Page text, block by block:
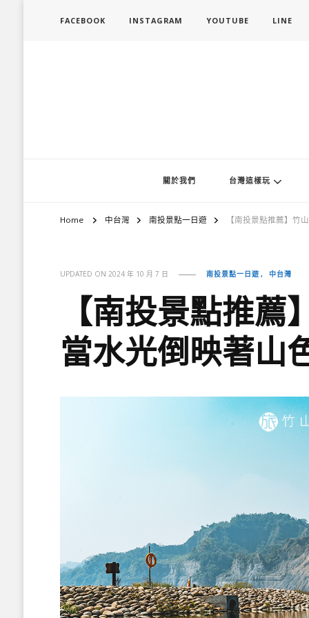
FACEBOOK INSTAGRAM YOUTUBE LINE
關於我們 台灣這樣玩
Home 中台灣 南投景點一日遊 【南投景點推薦】竹
UPDATED ON 2024 年 10 月 7 日 南投景點一日遊 中台灣
【南投景點推
當水光倒映著山